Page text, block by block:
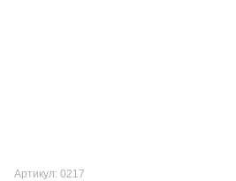
Артикул: 0217